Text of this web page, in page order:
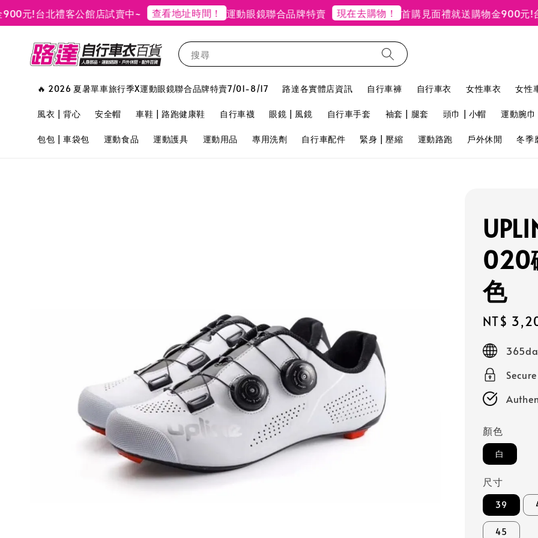
元!台北禮客公館店試賣中~ 查看地址時間！ 運動眼鏡聯合品牌特賣 現在去購物！ 首購見面禮就送購物金900元!台
搜尋
🔥 2026 夏暑單車旅行季X運動眼鏡聯合品牌特賣7/01-8/17 路達各實體店資訊 自行車褲 自行車衣 女性車衣 女性
風衣 | 背心 安全帽 車鞋 | 路跑健康鞋 自行車襪 眼鏡 | 風鏡 自行車手套 袖套 | 腿套 頭巾 | 小帽 運動腕巾
包包 | 車袋包 運動食品 運動護具 運動用品 專用洗劑 自行車配件 緊身 | 壓縮 運動路跑 戶外休閒 冬季
020
色
Sale
price
NT$
顏色
白
尺寸
39
45